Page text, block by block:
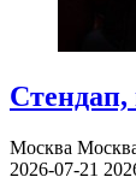
Москва
2026-07-21